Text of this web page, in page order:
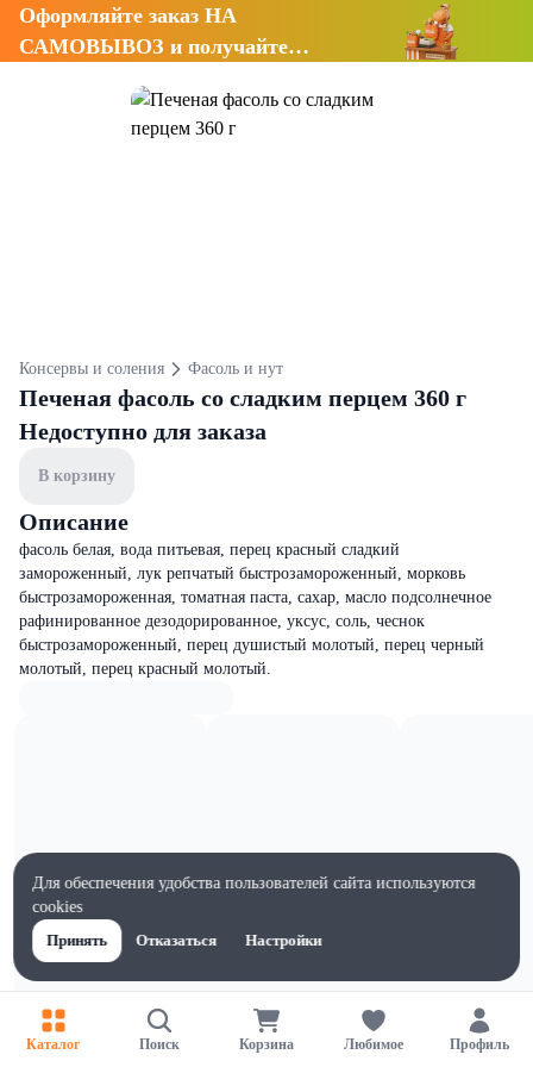
Оформляйте заказ НА
САМОВЫВОЗ и получайте
Консервы и соления Фасоль и нут
Печеная фасоль со сладким перцем 360 г
Недоступно для заказа
В корзину
Описание
фасоль белая, вода питьевая, перец красный сладкий
замороженный, лук репчатый быстрозамороженный, морковь
быстрозамороженная, томатная паста, сахар, масло подсолнечное
рафинированное дезодорированное, уксус, соль, чеснок
быстрозамороженный, перец душистый молотый, перец черный
молотый, перец красный молотый.
Каталог Поиск Корзина Любимое Профиль
Для обеспечения удобства пользователей сайта используются
cookies
Принять
Отказаться Настройки